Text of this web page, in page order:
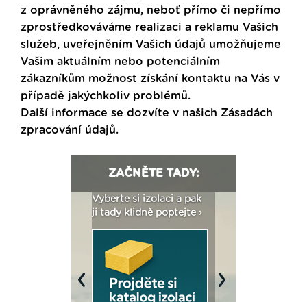
z oprávněného zájmu, neboť přímo či nepřímo
zprostředkováváme realizaci a reklamu Vašich
služeb, uveřejněním Vašich údajů umožňujeme
Vašim aktuálním nebo potenciálním
zákazníkům možnost získání kontaktu na Vás v
případě jakýchkoliv problémů.
Další informace se dozvíte v našich Zásadách
zpracování údajů.
ZAČNĚTE TADY:
Vyberte si izolaci a pak
ji tady klidně poptejte ›
Previous Next